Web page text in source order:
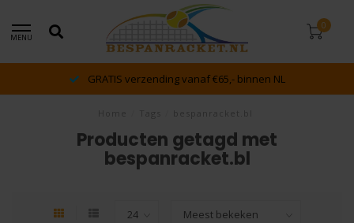
MENU
0
GRATIS verzending vanaf €65,- binnen NL
Producten getagd met
bespanracket.bl